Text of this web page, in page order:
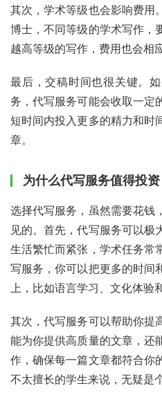
其次，学术等级也会影响费用
博士，不同等级的学术写作，
越高等级的写作，费用也会相
最后，交稿时间也很关键。
务，代写服务可能会收取一定
短时间内投入更多的精力和时
章。
为什么代写服务值得投资
选择代写服务，虽然需要花钱
见的。首先，代写服务可以极
生活繁忙而紧张，学术任务常
写服务，你可以把更多的时间
上，比如语言学习、文化体验
其次，代写服务可以帮助你提
能为你提供高质量的文章，还
作，确保每一篇文章都符合你
不太擅长的学生来说，无疑是